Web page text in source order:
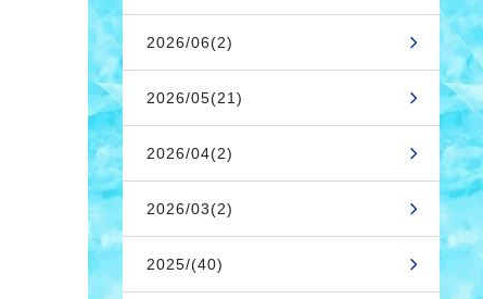
2026/06(2)
2026/05(21)
2026/04(2)
2026/03(2)
2025/(40)